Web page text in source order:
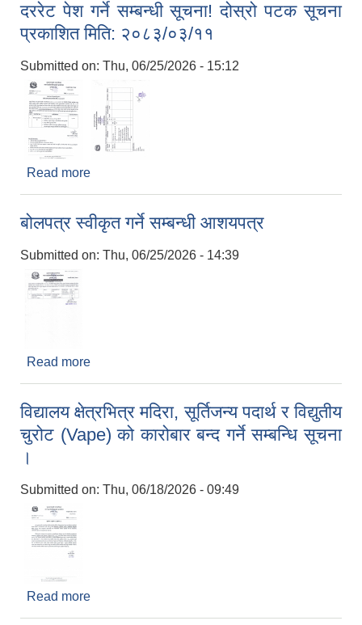
दररेट पेश गर्ने सम्बन्धी सूचना! दोस्रो पटक सूचना
प्रकाशित मिति: २०८३/०३/११
Submitted on: Thu, 06/25/2026 - 15:12
Read more
बोलपत्र स्वीकृत गर्ने सम्बन्धी आशयपत्र
Submitted on: Thu, 06/25/2026 - 14:39
Read more
विद्यालय क्षेत्रभित्र मदिरा, सूर्तिजन्य पदार्थ र विद्युतीय
चुरोट (Vape) को कारोबार बन्द गर्ने सम्बन्धि सूचना
।
Submitted on: Thu, 06/18/2026 - 09:49
Read more